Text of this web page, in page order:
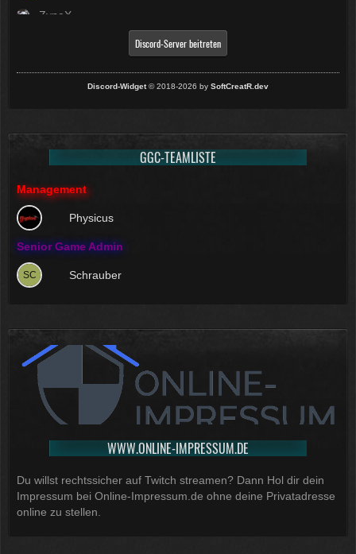
ZyneX
ᴄʜɪʏᴏᴍɪɪ ѕєηραι (◕ᆽ◕ﾐ)ฅDiscord-Server beitreten
Discord-Widget© 2018-2026 by SoftCreatR.dev
GGC-TEAMLISTE
Management
Physicus
Senior Game Admin
Schrauber
WWW.ONLINE-IMPRESSUM.DE
Du willst rechtssicher auf Twitch streamen? Dann Hol dir dein
Impressum bei Online-Impressum.de ohne deine Privatadresse
online zu stellen.